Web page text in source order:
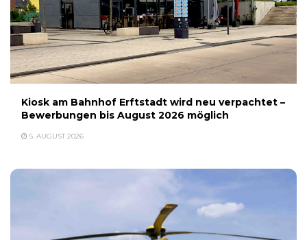
Kiosk am Bahnhof Erftstadt wird neu verpachtet –
Bewerbungen bis August 2026 möglich
5. AUGUST 2026